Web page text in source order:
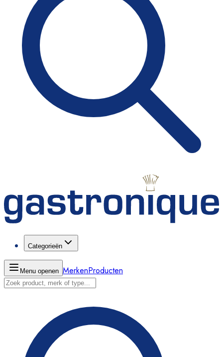
Categorieën
Menu openen MerkenProducten